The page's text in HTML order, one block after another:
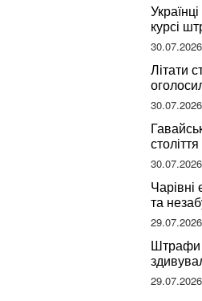
курсі
борги
30.07.2026
Літати
вибору
30.07.2026
починає
30.07.2026
Чарівні
та
29.07.2026
Штрафи
29.07.2026